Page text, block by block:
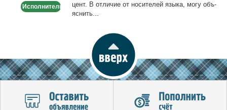
или
Исполнитель
цент. В от­ли­чие от но­си­те­лей язы­ка, мо­гу объ­
яс­нить...